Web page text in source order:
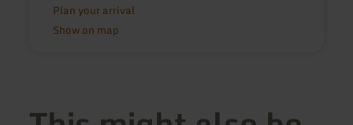
Plan your arrival
Show on map